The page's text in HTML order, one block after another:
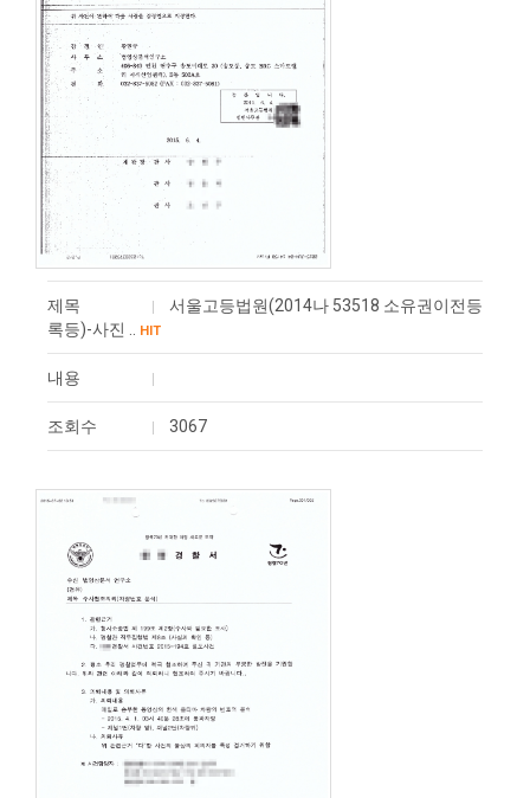
제목
서울고등법원(2014나 53518 소유권이전등
록등)-사진 ..
HIT
내용
조회수 3067